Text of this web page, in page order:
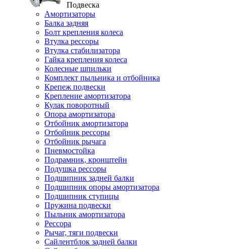
Подвеска
Амортизаторы
Балка задняя
Болт крепления колеса
Втулка рессоры
Втулка стабилизатора
Гайка крепления колеса
Колесные шпильки
Комплект пыльника и отбойника
Крепеж подвески
Крепление амортизатора
Кулак поворотный
Опора амортизатора
Отбойник амортизатора
Отбойник рессоры
Отбойник рычага
Пневмостойка
Подрамник, кронштейн
Подушка рессоры
Подшипник задней балки
Подшипник опоры амортизатора
Подшипник ступицы
Пружина подвески
Пыльник амортизатора
Рессора
Рычаг, тяги подвески
Сайлентблок задней балки